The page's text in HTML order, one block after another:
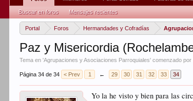
Portal Foros Hermandades y Cofradías
Paz y Misericordia
Tema en 'Agrupaciones y Asociaciones Parroquiales' comenzado por
Página 34 de 34 < Prev 1 ← 29 30 31 32 33 34
Yo la he visto y bien para las
Buscar en foros Mensajes recientes